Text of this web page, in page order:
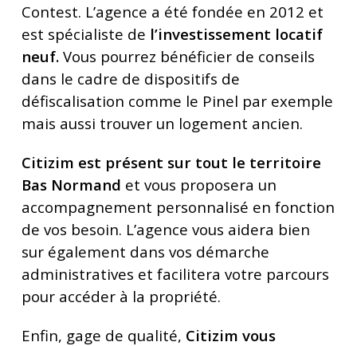
Contest. L’agence a été fondée en 2012 et
est spécialiste de l’investissement locatif
neuf.Vous pourrez bénéficier de conseils
dans le cadre de dispositifs de
défiscalisation comme le Pinel par exemple
mais aussi trouver un logement ancien.
Citizim est présent sur tout le territoire
Bas Normand et vous proposera un
accompagnement personnalisé en fonction
de vos besoin. L’agence vous aidera bien
sur également dans vos démarche
administratives et facilitera votre parcours
pour accéder à la propriété.
Enfin, gage de qualité, Citizim vous